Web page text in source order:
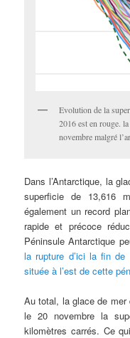
Evolution de la
2016 est en rouge.
novembre malgré
Dans l’Antarctique, la
superficie de 13,616
également un record
rapide et précoce
Péninsule Antarctique
la rupture d’ici la fin de
située à l’est de cette
Au total, la glace de mer
le 20 novembre la
kilomètres carrés. Ce